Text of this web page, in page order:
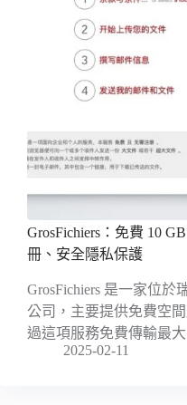
GrosFichiers：免費 10
冊、安全隱私保護
GrosFichiers 是一家位於
公司，主要提供免費空
過這項服務免費傳輸最
2025-02-11